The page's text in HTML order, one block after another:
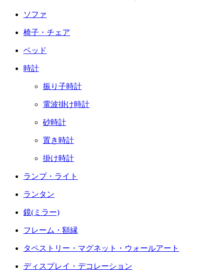
ソファ
椅子・チェア
ベッド
時計
振り子時計
電波掛け時計
砂時計
置き時計
掛け時計
ランプ・ライト
ランタン
鏡(ミラー)
フレーム・額縁
タペストリー・マグネット・ウォールアート
ディスプレイ・デコレーション